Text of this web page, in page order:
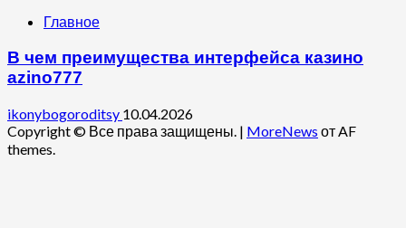
Главное
В чем преимущества интерфейса казино
azino777
ikonybogoroditsy 10.04.2026
Copyright © Все права защищены. | MoreNews от AF
themes.